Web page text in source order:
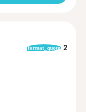
format_quote 2